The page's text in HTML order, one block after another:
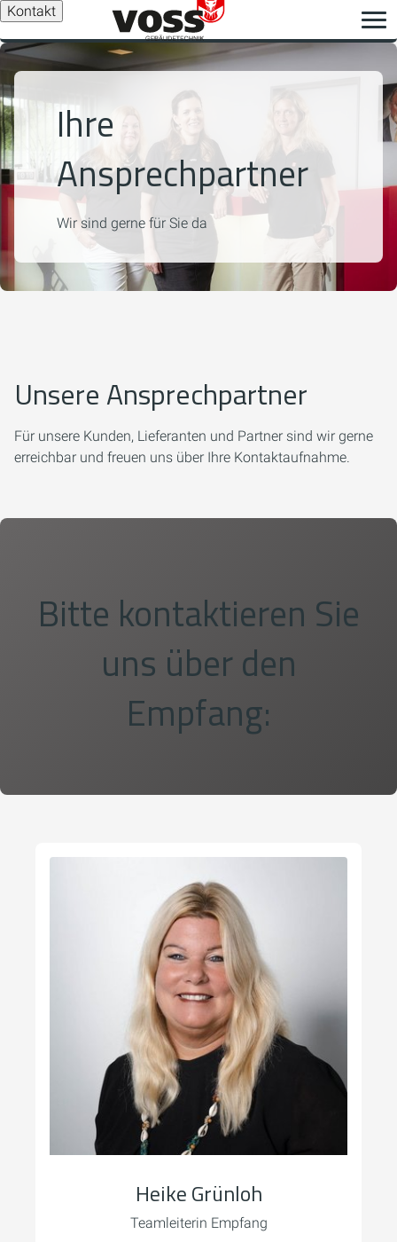
Kontakt
Ihre
Ansprechpartner
Wir sind gerne für Sie da
Unsere Ansprechpartner
Für unsere Kunden, Lieferanten und Partner sind wir gerne
erreichbar und freuen uns über Ihre Kontaktaufnahme.
Bitte kontaktieren Sie
uns über den
Empfang:
Heike Grünloh
Teamleiterin Empfang